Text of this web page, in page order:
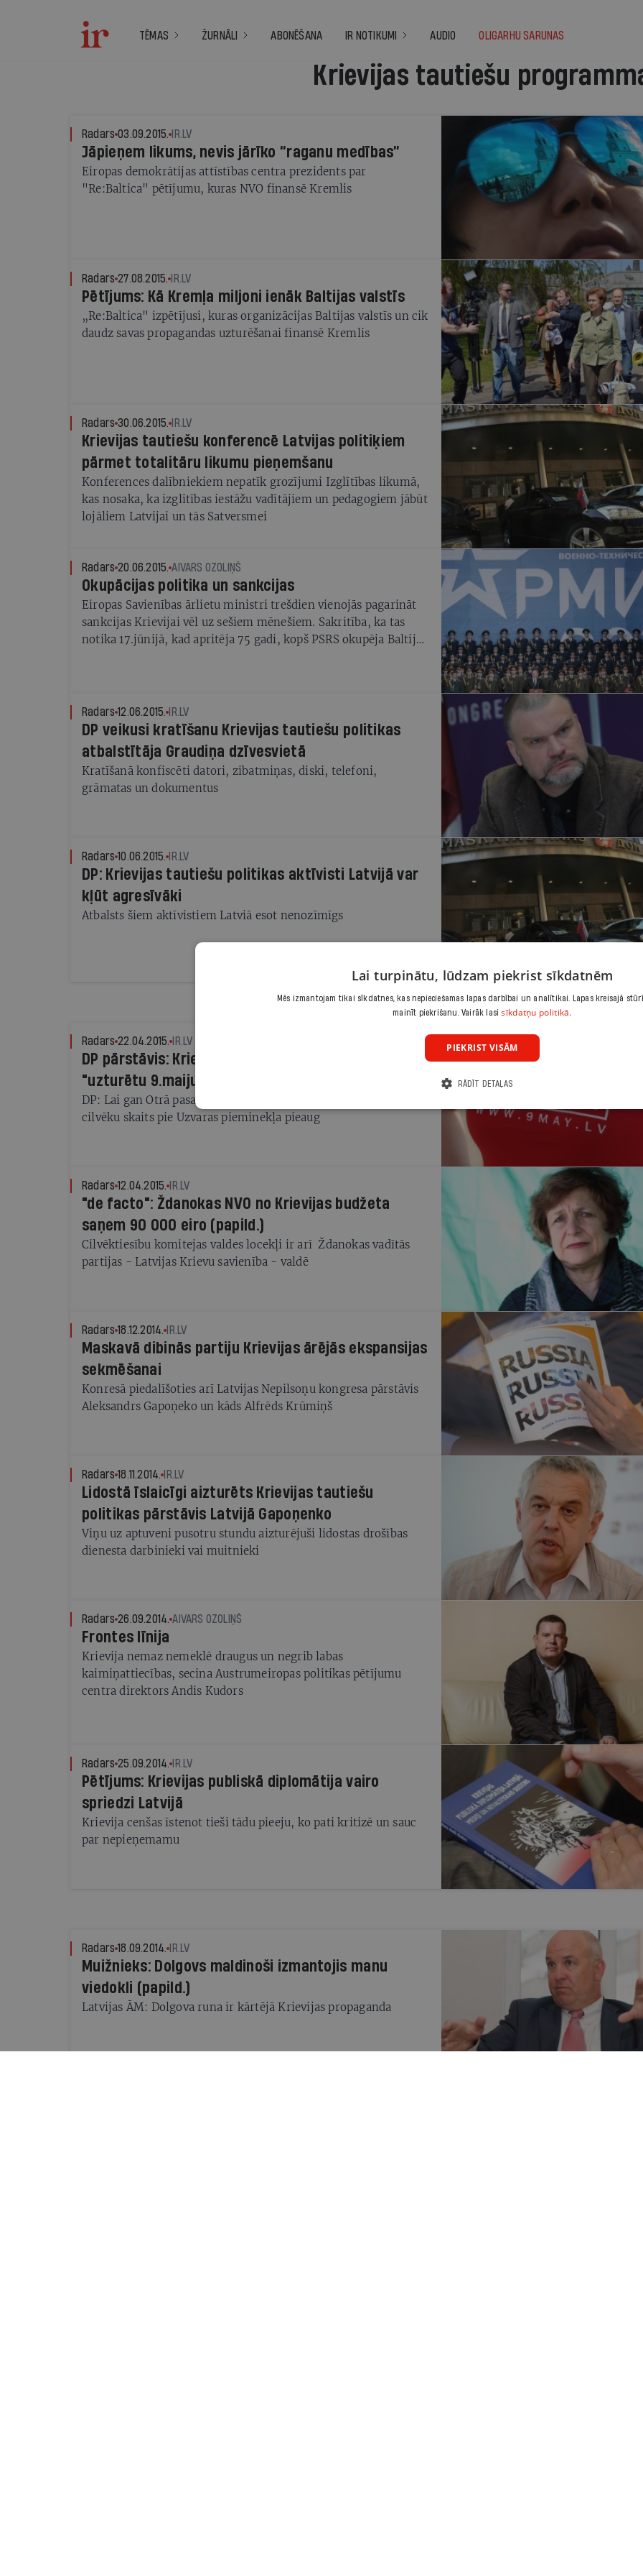
TĒMAS ŽURNĀLI ABONĒŠANA IR NOTIKUMI AUDIO OLIGARHU SARUNAS
Krievijas tautiešu
Radars 03.09.2015. IR.LV
Jāpieņem likums, nevis jārīko “raganu medības”
Eiropas demokrātijas attīstības centra prezidents par
"Re:Baltica" pētījumu, kuras NVO finansē Kremlis
Radars 27.08.2015. IR.LV
Pētījums: Kā Kremļa miljoni ienāk Baltijas valstīs
„Re:Baltica" izpētījusi, kuras organizācijas Baltijas valstīs un cik
daudz savas propagandas uzturēšanai finansē Kremlis
Radars 30.06.2015. IR.LV
Krievijas tautiešu konferencē Latvijas politiķiem
pārmet totalitāru likumu pieņemšanu
Konferences dalībniekiem nepatīk grozījumi Izglītības likumā,
kas nosaka, ka izglītības iestāžu vadītājiem un pedagogiem jābūt
lojāliem Latvijai un tās Satversmei
Radars 20.06.2015. AIVARS OZOLIŅŠ
Okupācijas politika un sankcijas
Eiropas Savienības ārlietu ministri trešdien vienojās pagarināt
sankcijas Krievijai vēl uz sešiem mēnešiem. Sakritība, ka tas
notika 17.jūnijā, kad apritēja 75 gadi, kopš PSRS okupēja Baltijas
Radars 12.06.2015. IR.LV
DP veikusi kratīšanu Krievijas tautiešu politikas
atbalstītāja Graudiņa dzīvesvietā
Kratīšanā konfiscēti datori, zibatmiņas, diski, telefoni,
grāmatas un dokumentus
Radars 10.06.2015. IR.LV
DP: Krievijas tautiešu politikas aktīvisti Latvijā var
kļūt agresīvāki
Atbalsts šiem aktīvistiem Latviā esot nenozīmīgs
Radars 22.04.2015. IR.LV
DP pārstāvis: Krievija iegulda milzīgus līdzekļus, lai
"uzturētu 9.maiju dzīvu"
DP: Lai gan Otrā pasaules kara aculiecinieku skaits samazinās,
cilvēku skaits pie Uzvaras pieminekļa pieaug
Radars 12.04.2015. IR.LV
"de facto": Ždanokas NVO no Krievijas budžeta
saņem 90 000 eiro (papild.)
Cilvēktiesību komitejas valdes locekļi ir arī Ždanokas vadītās
partijas - Latvijas Krievu savienība - valdē
Radars 18.12.2014. IR.LV
Maskavā dibinās partiju Krievijas ārējās ekspansijas
sekmēšanai
Konresā piedalīšoties arī Latvijas Nepilsoņu kongresa pārstāvis
Aleksandrs Gapoņeko un kāds Alfrēds Krūmiņš
Radars 18.11.2014. IR.LV
Lidostā īslaicīgi aizturēts Krievijas tautiešu
politikas pārstāvis Latvijā Gapoņenko
Viņu uz aptuveni pusotru stundu aizturējuši lidostas drošības
dienesta darbinieki vai muitnieki
Radars 26.09.2014. AIVARS OZOLIŅŠ
Frontes līnija
Krievija nemaz nemeklē draugus un negrib labas
kaimiņattiecības, secina Austrumeiropas politikas pētījumu
centra direktors Andis Kudors
Radars 25.09.2014. IR.LV
Pētījums: Krievijas publiskā diplomātija vairo
spriedzi Latvijā
Krievija cenšas īstenot tieši tādu pieeju, ko pati kritizē un sauc
par nepieņemamu
Radars 18.09.2014. IR.LV
Muižnieks: Dolgovs maldinoši izmantojis manu
viedokli (papild.)
Latvijas ĀM: Dolgova runa ir kārtējā Krievijas propaganda
Lai turpinātu, lūdzam piekrist sīkdatnēm
Mēs izmantojam tikai sīkdatnes, kas nepieciešamas lapas darbībai un analītikai. Lapas kreisajā
mainīt piekrišanu. Vairāk lasisīkdatņu politikā.
PIEKRIST VISĀM
RĀDĪT DETAĻAS